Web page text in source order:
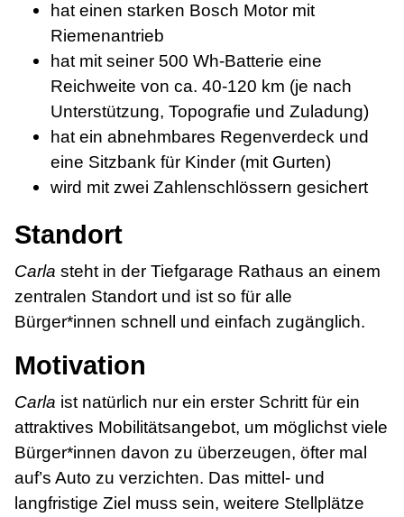
hat einen starken Bosch Motor mit
Riemenantrieb
hat mit seiner 500 Wh-Batterie eine
Reichweite von ca. 40-120 km (je nach
Unterstützung, Topografie und Zuladung)
hat ein abnehmbares Regenverdeck und
eine Sitzbank für Kinder (mit Gurten)
wird mit zwei Zahlenschlössern gesichert
Standort
Carla steht in der Tiefgarage Rathaus an einem
zentralen Standort und ist so für alle
Bürger*innen schnell und einfach zugänglich.
Motivation
Carla ist natürlich nur ein erster Schritt für ein
attraktives Mobilitätsangebot, um möglichst viele
Bürger*innen davon zu überzeugen, öfter mal
auf’s Auto zu verzichten. Das mittel- und
langfristige Ziel muss sein, weitere Stellplätze